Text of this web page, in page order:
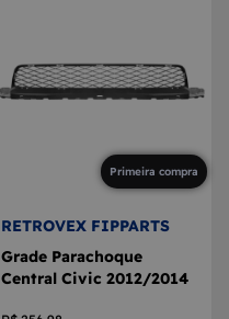
Primeira compra
RETROVEX FIPPARTS
Grade Parachoque
Central Civic 2012/2014